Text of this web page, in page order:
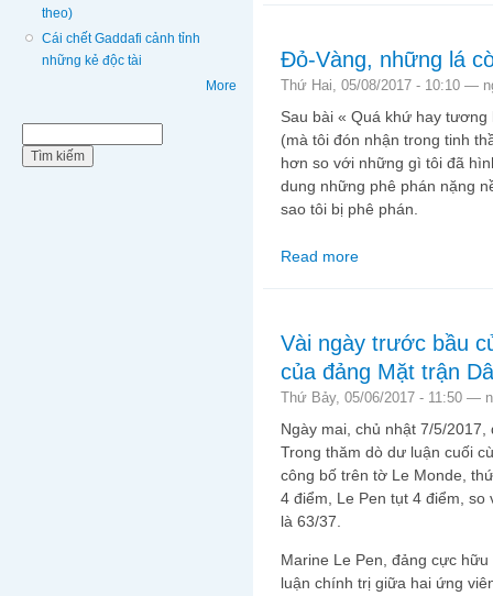
theo)
Cái chết Gaddafi cảnh tỉnh
những kẻ độc tài
More
Đỏ-Vàng, những lá
Thứ Hai, 05/08/2017 - 10:10 —
Sau bài « Quá khứ hay
(mà tôi đón nhận trong tinh
hơn so với những gì tôi đã
dung những phê phán nặng
sao tôi bị phê phán.
Read more
Vài ngày trước bầu
của đảng Mặt trận
Thứ Bảy, 05/06/2017 - 11:50 —
Ngày mai, chủ nhật 7/5/
Trong thăm dò dư luận cuối
công bố trên tờ Le Monde,
4 điểm, Le Pen tụt 4 điểm,
là 63/37.
Marine Le Pen, đảng cực
luận chính trị giữa hai ứng